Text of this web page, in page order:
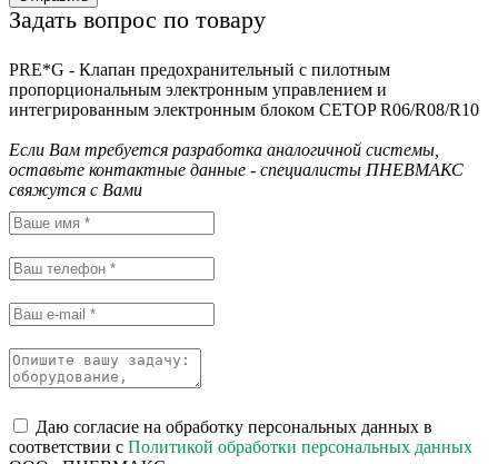
Задать вопрос по товару
PRE*G - Клапан предохранительный c пилотным
пропорциональным электронным управлением и
интегрированным электронным блоком CETOP R06/R08/R10
Если Вам требуется разработка аналогичной системы,
оставьте контактные данные - специалисты ПНЕВМАКС
свяжутся с Вами
Даю согласие на обработку персональных данных в
соответствии с Политикой обработки персональных данных